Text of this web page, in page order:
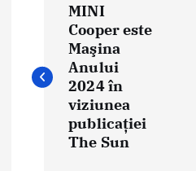
v
i
MINI
Cooper este
Maşina
Anului
2024 în
viziunea
publicației
The Sun